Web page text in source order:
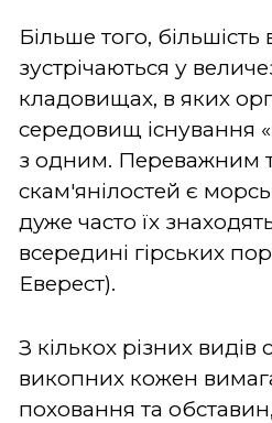
Більше того,
зустрічаються у
кладовищах, в яких
середовищ існування
з одним. Переважним
скам'янілостей є
дуже часто їх
всередині гірських
Еверест).
З кількох різних видів
викопних кожен
поховання та